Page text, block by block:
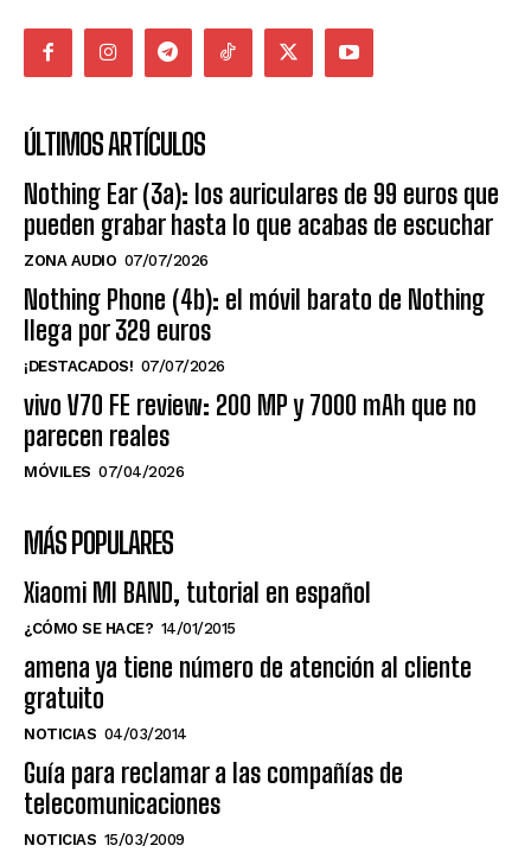
ÚLTIMOS ARTÍCULOS
Nothing Ear (3a): los auriculares de 99 euros que
pueden grabar hasta lo que acabas de escuchar
ZONA AUDIO 07/07/2026
Nothing Phone (4b): el móvil barato de Nothing
llega por 329 euros
¡DESTACADOS! 07/07/2026
vivo V70 FE review: 200 MP y 7000 mAh que no
parecen reales
MÓVILES 07/04/2026
MÁS POPULARES
Xiaomi MI BAND, tutorial en español
¿CÓMO SE HACE? 14/01/2015
amena ya tiene número de atención al cliente
gratuito
NOTICIAS 04/03/2014
Guía para reclamar a las compañías de
telecomunicaciones
NOTICIAS 15/03/2009